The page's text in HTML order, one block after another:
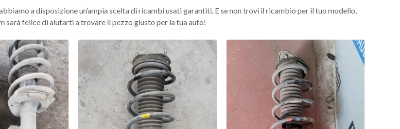
a disposizione un’ampia scelta di ricambi usati garantiti. E se non trovi il ricambio per il tuo modello,
felice di aiutarti a trovare il pezzo giusto per la tua auto!